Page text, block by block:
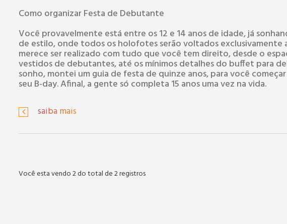
Como organizar Festa de Debutante
Você provavelmente está entre os 12 e 14 anos de idade, já
de estilo, onde todos os holofotes serão voltados exclusivamente
merece ser realizado com tudo que você tem direito, desde o
vestidos de debutantes, até os mínimos detalhes do buffet para
sonho, montei um guia de festa de quinze anos, para você
seu B-day. Afinal, a gente só completa 15 anos uma vez na vida.
saiba mais
Você esta vendo 2 do total de 2 registros